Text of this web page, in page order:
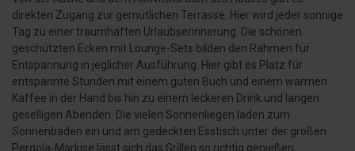
direkten Zugang zur gemütlichen Terrasse. Hier wird jeder sonnige
Tag zu einer traumhaften Urlaubserinnerung. Die schönen
geschützten Ecken mit Lounge-Sets bilden den Rahmen für
Entspannung in jeglicher Ausführung. Hier gibt es Platz für
entspannte Stunden mit einem guten Buch und einem warmen
Kaffee in der Hand bis hin zu einem leckeren Drink und langen
geselligen Abenden. Die vielen Sonnenliegen laden zum
Sonnenbaden ein und am gedeckten Esstisch unter der großen
Pergola-Markise lässt sich das Grillen so richtig genießen.